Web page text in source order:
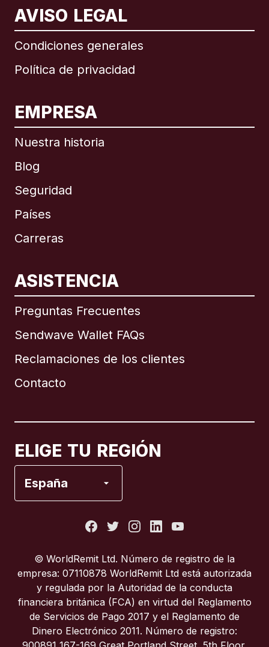
AVISO LEGAL
Condiciones generales
Política de privacidad
EMPRESA
Nuestra historia
Blog
Seguridad
Países
Carreras
ASISTENCIA
Preguntas Frecuentes
Sendwave Wallet FAQs
Reclamaciones de los clientes
Contacto
ELIGE TU REGIÓN
España
Internacional English
Brasil
Italia
Portugal
© WorldRemit Ltd. Número de registro de la
empresa: 07110878 WorldRemit Ltd está autorizada
y regulada por la Autoridad de la conducta
financiera británica (FCA) en virtud del Reglamento
de Servicios de Pago 2017 y el Reglamento de
Dinero Electrónico 2011. Número de registro: